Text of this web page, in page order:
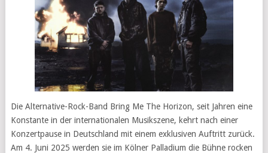
Die Alternative-Rock-Band Bring Me The Horizon, seit Jahren eine
Konstante in der internationalen Musikszene, kehrt nach einer
Konzertpause in Deutschland mit einem exklusiven Auftritt zurück.
Am 4. Juni 2025 werden sie im Kölner Palladium die Bühne rocken